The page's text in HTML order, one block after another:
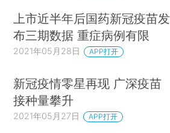
上市近半年后国药新冠疫苗发
布三期数据 重症病例有限
2021年05月28日 APP打开
新冠疫情零星再现 广深疫苗
接种量攀升
2021年05月27日 APP打开